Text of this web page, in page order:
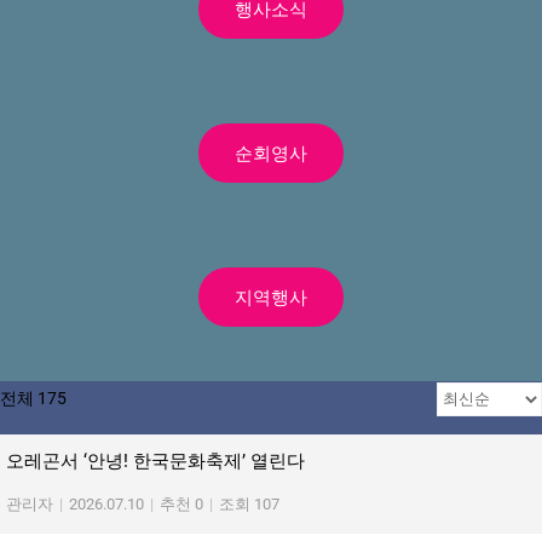
행사소식
순회영사
지역행사
전체 175
오레곤서 ‘안녕! 한국문화축제’ 열린다
관리자 | 2026.07.10 | 추천 0 | 조회 107